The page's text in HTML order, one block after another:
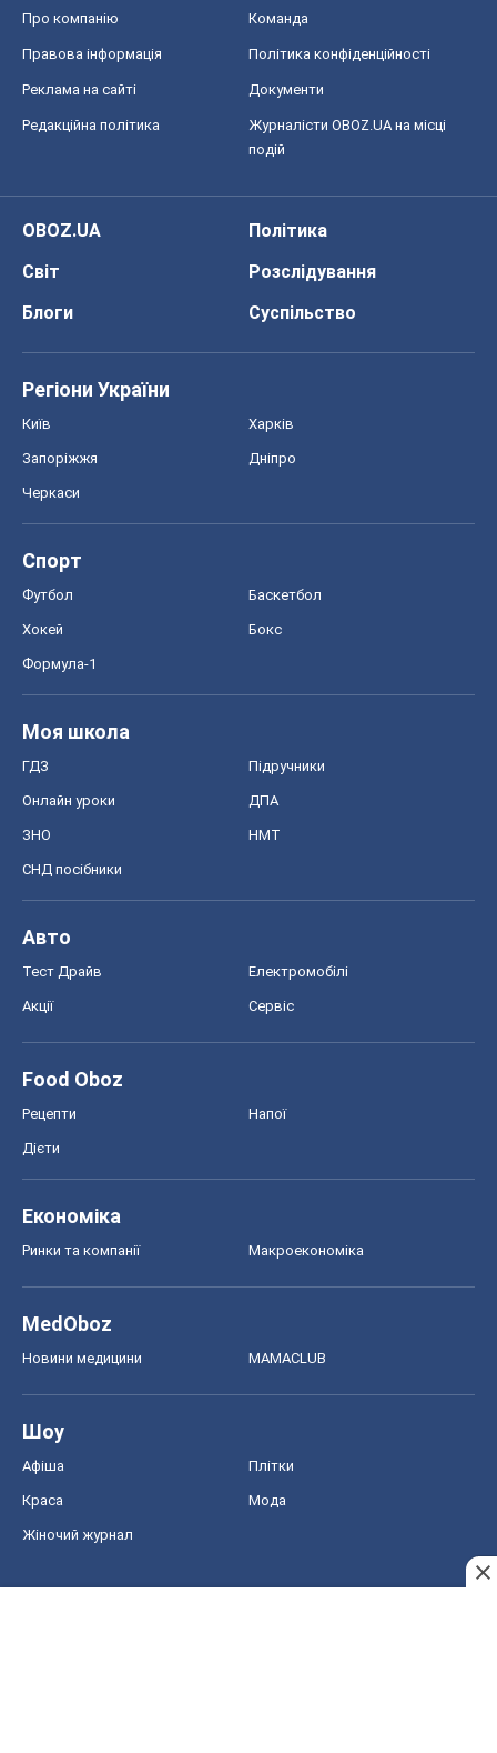
Про компанію Команда
Правова інформація Політика конфіденційності
Реклама на сайті Документи
Редакційна політика
Журналісти OBOZ.UA на місці
подій
OBOZ.UA
Політика
Світ
Розслідування
Блоги
Суспільство
Регіони України
Київ Харків
Запоріжжя Дніпро
Черкаси
Спорт
Футбол Баскетбол
Хокей Бокс
Формула-1
Моя школа
ГДЗ Підручники
Онлайн уроки ДПА
ЗНО НМТ
СНД посібники
Авто
Тест Драйв Електромобілі
Акції Сервіс
Food Oboz
Рецепти Напої
Дієти
Економіка
Ринки та компанії Макроекономіка
MedOboz
Новини медицини MAMACLUB
Шоу
Афіша Плітки
Краса Мода
Жіночий журнал